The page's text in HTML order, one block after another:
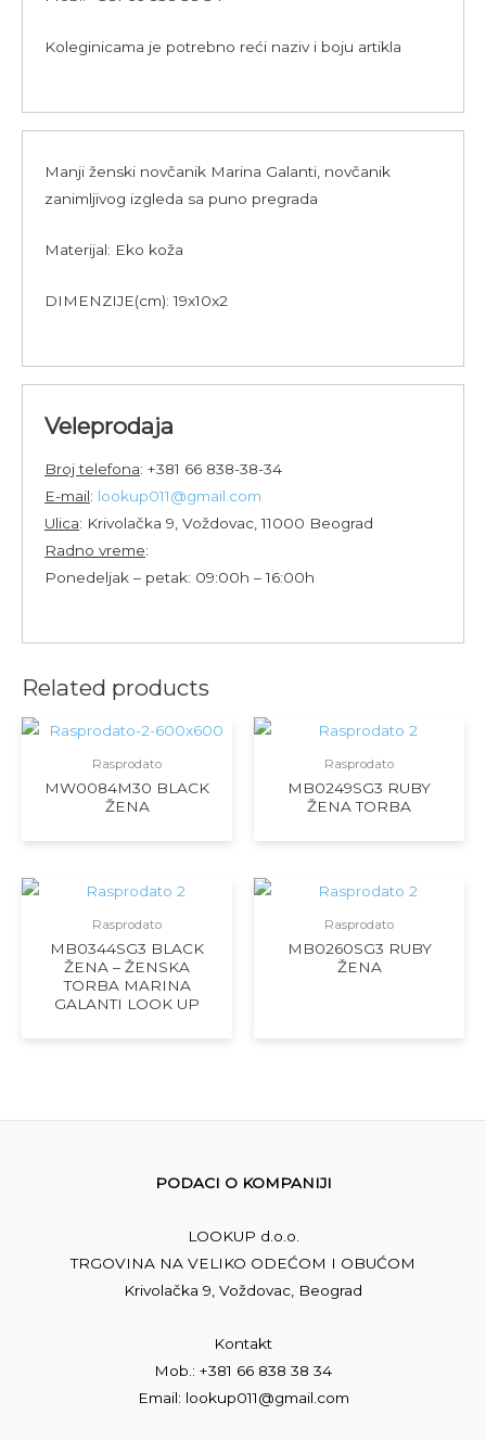
Koleginicama je potrebno reći naziv i boju artikla
Manji ženski novčanik Marina Galanti, novčanik
zanimljivog izgleda sa puno pregrada
Materijal: Eko koža
DIMENZIJE(cm): 19x10x2
Veleprodaja
Broj telefona: +381 66 838-38-34
E-mail: lookup011@gmail.com
Ulica: Krivolačka 9, Voždovac, 11000 Beograd
Radno vreme:
Ponedeljak – petak: 09:00h – 16:00h
Related products
Rasprodato
MW0084M30 BLACK
ŽENA
Rasprodato
MB0249SG3 RUBY
ŽENA TORBA
Rasprodato
MB0344SG3 BLACK
ŽENA – ŽENSKA
TORBA MARINA
GALANTI LOOK UP
Rasprodato
MB0260SG3 RUBY
ŽENA
PODACI O KOMPANIJI
LOOKUP d.o.o.
TRGOVINA NA VELIKO ODEĆOM I OBUĆOM
Krivolačka 9, Voždovac, Beograd
Kontakt
Mob.: +381 66 838 38 34
Email: lookup011@gmail.com